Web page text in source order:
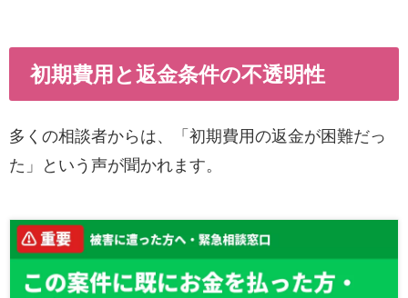
初期費用と返金条件の不透明性
多くの相談者からは、「初期費用の返金が困難だっ
た」という声が聞かれます。